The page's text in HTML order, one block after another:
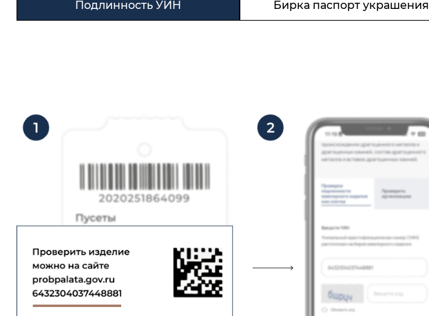
Подлинность УИН Бирка паспорт украшения